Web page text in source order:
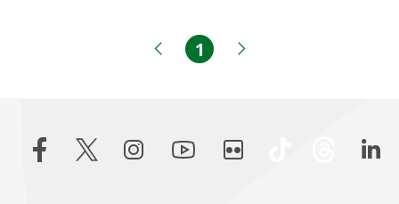
Página anterior
Página
1